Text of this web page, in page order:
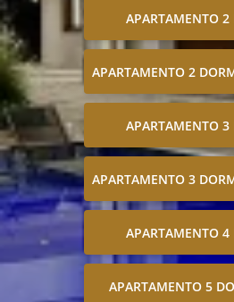
APARTAMENTO 2
APARTAMENTO 2
APARTAMENTO 3
APARTAMENTO 3
APARTAMENTO 4
APARTAMENTO 5